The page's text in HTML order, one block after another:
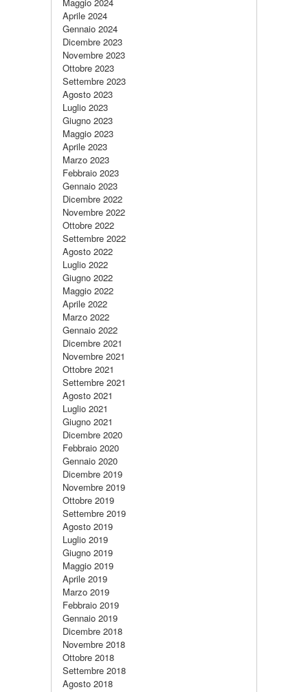
Aprile 2024
Gennaio 2024
Dicembre 2023
Novembre 2023
Ottobre 2023
Settembre 2023
Agosto 2023
Luglio 2023
Giugno 2023
Maggio 2023
Aprile 2023
Marzo 2023
Febbraio 2023
Gennaio 2023
Dicembre 2022
Novembre 2022
Ottobre 2022
Settembre 2022
Agosto 2022
Luglio 2022
Giugno 2022
Maggio 2022
Aprile 2022
Marzo 2022
Gennaio 2022
Dicembre 2021
Novembre 2021
Ottobre 2021
Settembre 2021
Agosto 2021
Luglio 2021
Giugno 2021
Dicembre 2020
Febbraio 2020
Gennaio 2020
Dicembre 2019
Novembre 2019
Ottobre 2019
Settembre 2019
Agosto 2019
Luglio 2019
Giugno 2019
Maggio 2019
Aprile 2019
Marzo 2019
Febbraio 2019
Gennaio 2019
Dicembre 2018
Novembre 2018
Ottobre 2018
Settembre 2018
Agosto 2018